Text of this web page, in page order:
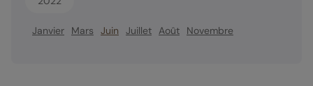
Janvier Mars Juin Juillet Août Novembre